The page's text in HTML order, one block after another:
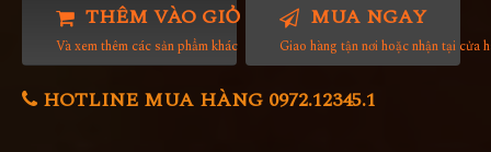
THÊM VÀO GIỎ HÀNG
Và xem thêm các sản phẩm khác
MUA NGAY
Giao hàng tận nơi hoặc nhận tại cửa
HOTLINE MUA HÀNG 0972.12345.1